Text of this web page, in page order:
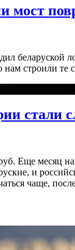
беларуской
строили
стали
Еще
и
чаще,